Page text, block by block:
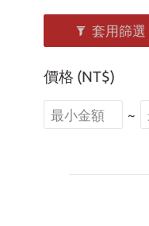
套用篩選
價格 (NT$)
~